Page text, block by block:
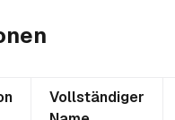
Vollständiger